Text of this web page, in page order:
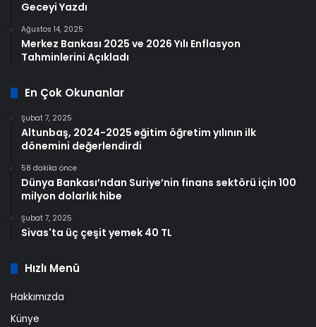
Geceyi Yazdı
Ağustos 14, 2025
Merkez Bankası 2025 ve 2026 Yılı Enflasyon
Tahminlerini Açıkladı
En Çok Okunanlar
Şubat 7, 2025
Altunbaş, 2024-2025 eğitim öğretim yılının ilk
dönemini değerlendirdi
58 dakika önce
Dünya Bankası’ndan Suriye’nin finans sektörü için 100
milyon dolarlık hibe
Şubat 7, 2025
Sivas'ta üç çeşit yemek 40 TL
Hızlı Menü
Hakkımızda
Künye